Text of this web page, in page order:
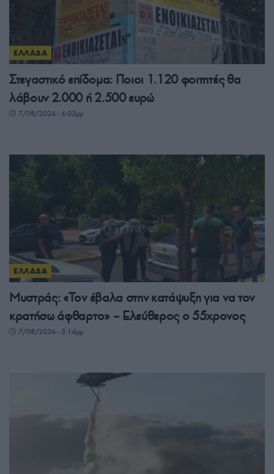
ΕΛΛΑΔΑ
Στεγαστικό επίδομα: Ποιοι 1.120 φοιτητές θα
λάβουν 2.000 ή 2.500 ευρώ
7/08/2026 - 6:02μμ
ΕΛΛΑΔΑ
Μυστράς: «Τον έβαλα στην κατάψυξη για να τον
κρατήσω άφθαρτο» – Ελεύθερος ο 55χρονος
7/08/2026 - 5:14μμ